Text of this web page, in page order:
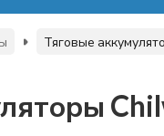
Тяговые